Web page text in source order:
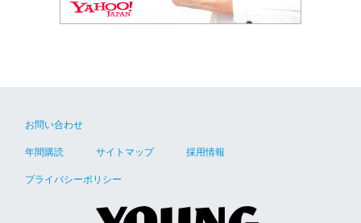
お問い合わせ
年間購読 サイトマップ 採用情報
プライバシーポリシー